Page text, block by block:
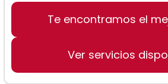
Divorcio
Te encontramos el
Ver servicios